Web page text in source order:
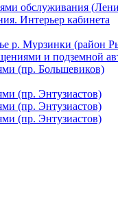
обслуживания
Интерьер кабинета
р. Мурзинки (район
и подземной
(пр. Большевиков)
(пр. Энтузиастов)
(пр. Энтузиастов)
(пр. Энтузиастов)